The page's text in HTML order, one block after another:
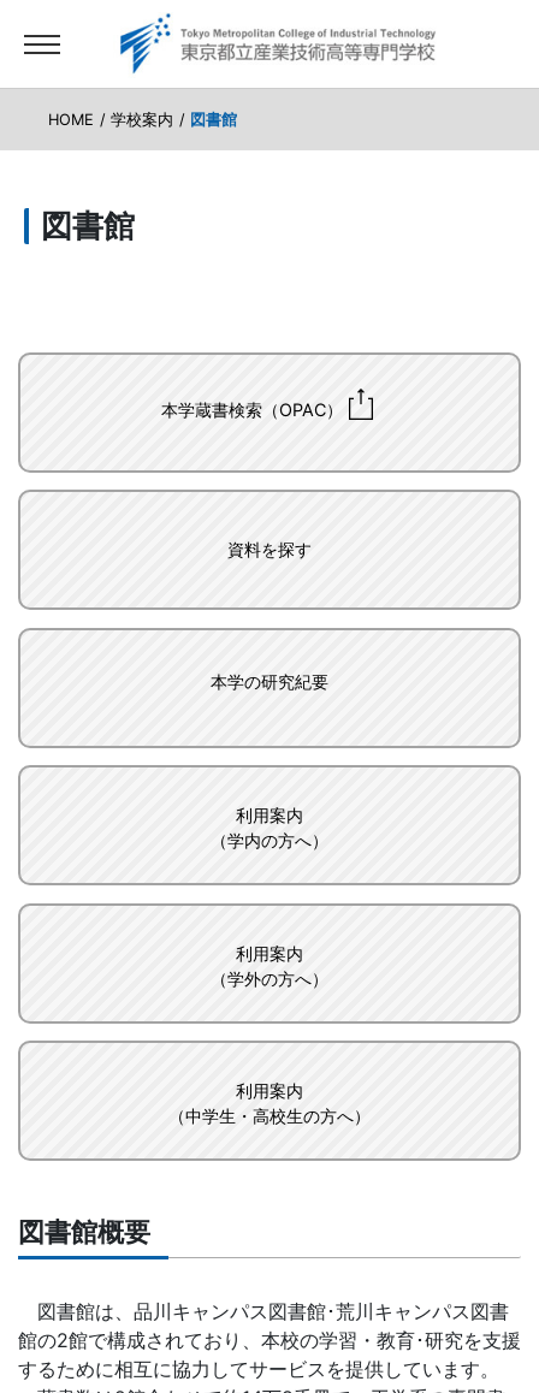
HOME 学校案内 図書館
図書館
本学蔵書検索（OPAC）
資料を探す
本学の研究紀要
利用案内
（学内の方へ）
利用案内
（学外の方へ）
利用案内
（中学生・高校生の方へ）
図書館概要
図書館は、品川キャンパス図書館･荒川キャンパス図書
館の2館で構成されており、本校の学習・教育･研究を支援
するために相互に協力してサービスを提供しています。